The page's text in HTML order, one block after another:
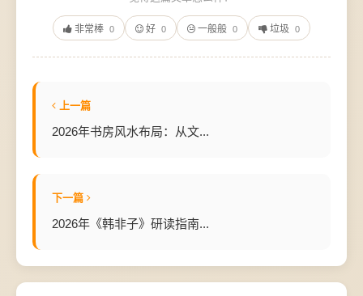
非常棒 0 好 0 一般般 0 垃圾 0
上一篇
2026年书房风水布局：从文...
下一篇
2026年《韩非子》研读指南...